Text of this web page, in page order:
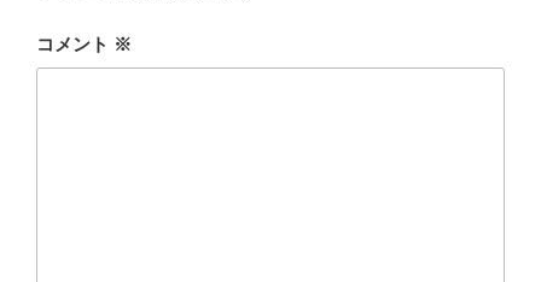
コメント ※